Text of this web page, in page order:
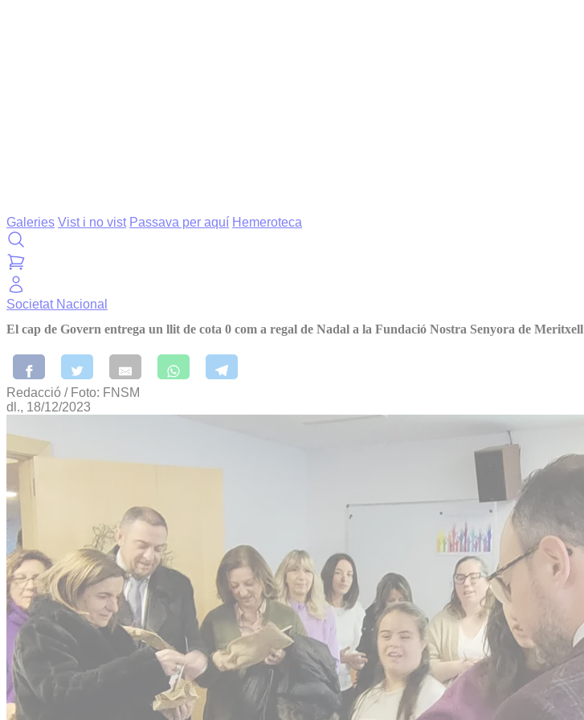
Galeries Vist i no vist Passava per aquí Hemeroteca
Societat Nacional
El cap de Govern entrega un llit de cota 0 com a regal de Nadal a la Fundació Nostra Senyora de Meritxell
Redacció / Foto: FNSM
dl., 18/12/2023